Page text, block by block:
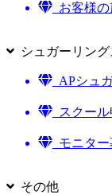
お客様の
シュガーリン
APシュ
スクー
モニタ
その他